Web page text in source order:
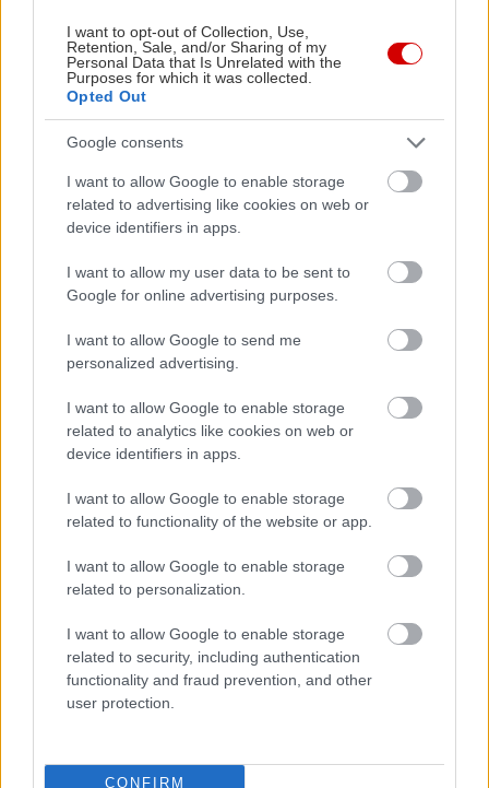
I want to opt-out of Collection, Use,
Retention, Sale, and/or Sharing of my
Personal Data that Is Unrelated with the
Purposes for which it was collected.
Opted Out
Google consents
I want to allow Google to enable storage
related to advertising like cookies on web or
device identifiers in apps.
I want to allow my user data to be sent to
Google for online advertising purposes.
I want to allow Google to send me
personalized advertising.
I want to allow Google to enable storage
related to analytics like cookies on web or
device identifiers in apps.
I want to allow Google to enable storage
related to functionality of the website or app.
I want to allow Google to enable storage
related to personalization.
I want to allow Google to enable storage
related to security, including authentication
functionality and fraud prevention, and other
user protection.
CONFIRM
Διαβάστε επίσης